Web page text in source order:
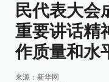
民代表大会
重要讲话精
作质量和水
来源： 新华网